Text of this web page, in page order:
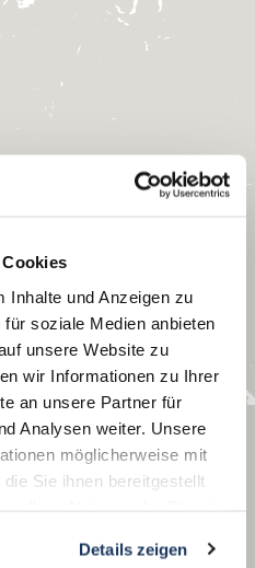
Inhalte und Anzeigen zu
soziale Medien anbieten
unsere Website zu
wir Informationen zu Ihrer
an unsere Partner für
Analysen weiter. Unsere
möglicherweise mit
Sie ihnen bereitgestellt
Details zeigen